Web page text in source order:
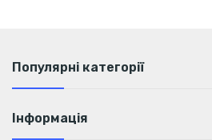
Популярні категорії
Інформація